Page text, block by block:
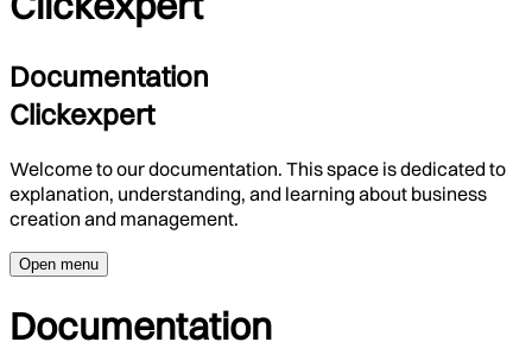
Documentation
Clickexpert
Welcome to our documentation. This space is dedicated to
explanation, understanding, and learning about business
creation and management.
Open menu
Documentation